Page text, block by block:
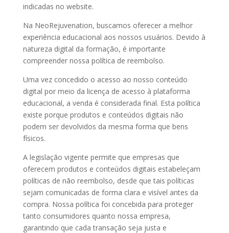
indicadas no website.
Na NeoRejuvenation, buscamos oferecer a melhor
experiência educacional aos nossos usuários. Devido à
natureza digital da formação, é importante
compreender nossa política de reembolso.
Uma vez concedido o acesso ao nosso conteúdo
digital por meio da licença de acesso à plataforma
educacional, a venda é considerada final. Esta política
existe porque produtos e conteúdos digitais não
podem ser devolvidos da mesma forma que bens
físicos.
A legislação vigente permite que empresas que
oferecem produtos e conteúdos digitais estabeleçam
políticas de não reembolso, desde que tais políticas
sejam comunicadas de forma clara e visível antes da
compra. Nossa política foi concebida para proteger
tanto consumidores quanto nossa empresa,
garantindo que cada transação seja justa e